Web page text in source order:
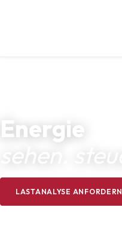
Energie
LASTANALYSE ANFORDERN